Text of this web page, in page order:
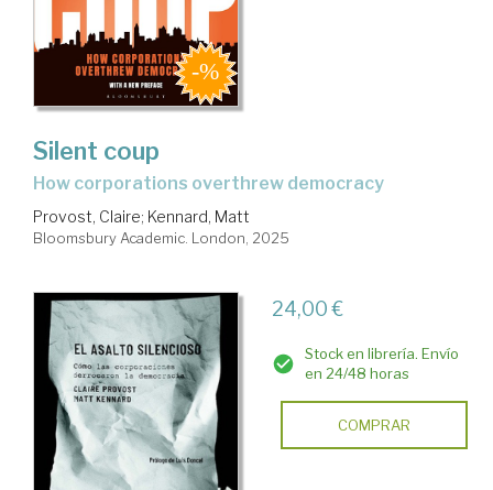
Silent coup
how corporations overthrew democracy
Provost, Claire; Kennard, Matt
Bloomsbury Academic. London, 2025
24,00 €
Stock en librería. Envío
en 24/48 horas
COMPRAR